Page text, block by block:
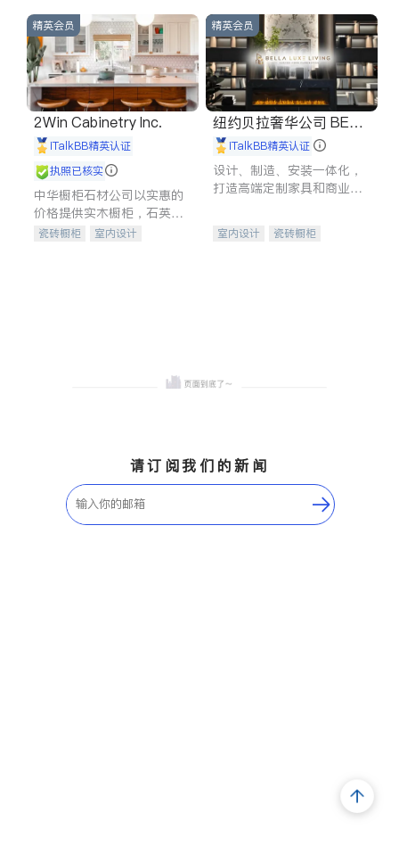
精英会员
2Win Cabinetry Inc.
iTalkBB精英认证
执照已核实
中华橱柜石材公司以实惠的
价格提供实木橱柜，石英石
台面，多种优质不锈钢水
瓷砖橱柜
室内设计
精英会员
纽约贝拉奢华公司 BELL
A LUXE
iTalkBB精英认证
设计、制造、安装一体化，
打造高端定制家具和商业空
室内设计
瓷砖橱柜
请订阅我们的新闻